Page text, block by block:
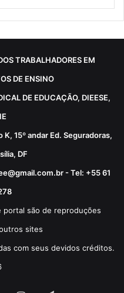
TRABALHADORES EM
DE ENSINO
DE EDUCAÇÃO, DIEESE,
15º andar Ed. Seguradoras,
DF
- Tel: +55 61
portal são de reproduções
sites
com seus devidos créditos.